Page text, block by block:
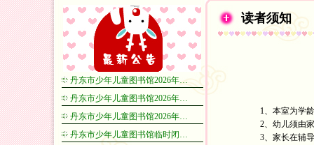
丹东市少年儿童图书馆2026年…
丹东市少年儿童图书馆2026年…
丹东市少年儿童图书馆2026年…
丹东市少年儿童图书馆临时闭…
读者须知
1、本室为学龄
2、幼儿须由家
3、家长在辅导